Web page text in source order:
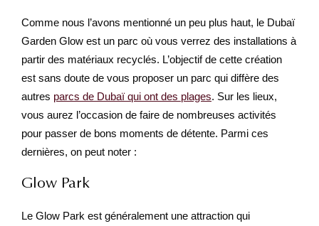
Comme nous l’avons mentionné un peu plus haut, le Dubaï
Garden Glow est un parc où vous verrez des installations à
partir des matériaux recyclés. L’objectif de cette création
est sans doute de vous proposer un parc qui diffère des
autres parcs de Dubaï qui ont des plages. Sur les lieux,
vous aurez l’occasion de faire de nombreuses activités
pour passer de bons moments de détente. Parmi ces
dernières, on peut noter :
Glow Park
Le Glow Park est généralement une attraction qui